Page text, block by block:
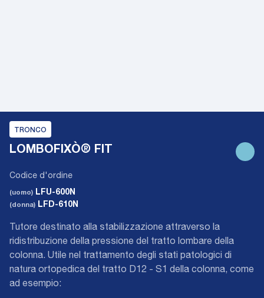
TRONCO
LOMBOFIXÒ® FIT
Tutore destinato alla stabilizzazione attraverso la
ridistribuzione della pressione del tratto lombare della
colonna. Utile nel trattamento degli stati patologici di
natura ortopedica del tratto D12 - S1 della colonna, come
ad esempio:
Codice d'ordine
(uomo) LFU-600N
(donna) LFD-610N